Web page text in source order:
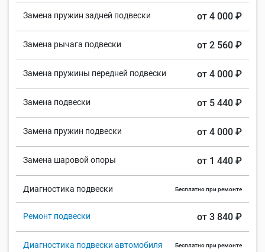
Замена пружин задней подвески от 4 000 ₽
Замена рычага подвески от 2 560 ₽
Замена пружины передней подвески от 4 000 ₽
Замена подвески от 5 440 ₽
Замена пружин подвески от 4 000 ₽
Замена шаровой опоры от 1 440 ₽
Диагностика подвески Бесплатно при ремонте
Ремонт подвески от 3 840 ₽
Диагностика подвески автомобиля Бесплатно при ремонте